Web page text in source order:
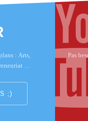
: Arts,
…
;)
Pas